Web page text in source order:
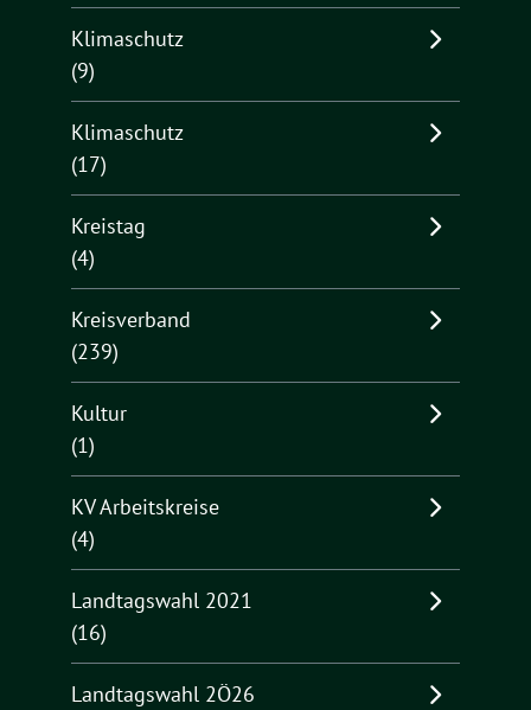
Klimaschutz
(9)
Klimaschutz
(17)
Kreistag
(4)
Kreisverband
(239)
Kultur
(1)
KV Arbeitskreise
(4)
Landtagswahl 2021
(16)
Landtagswahl 2Ö26